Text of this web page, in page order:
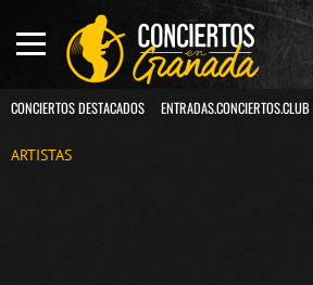
CONCIERTOS DESTACADOS ENTRADAS.CONCIERTOS.CLUB
ARTISTAS